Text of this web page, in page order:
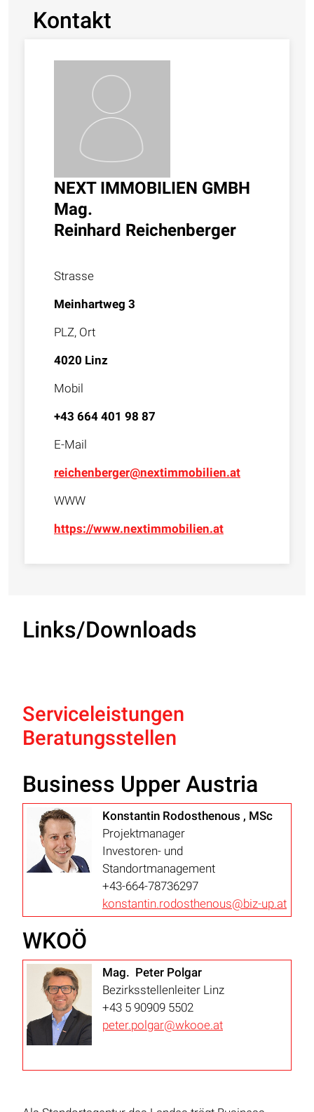
Kontakt
NEXT IMMOBILIEN GMBH
Mag.
Reinhard Reichenberger
Strasse
Meinhartweg 3
PLZ, Ort
4020 Linz
Mobil
+43 664 401 98 87
E-Mail
reichenberger@nextimmobilien.at
WWW
https://www.nextimmobilien.at
Links/Downloads
Serviceleistungen
Beratungsstellen
Business Upper Austria
Konstantin Rodosthenous , MSc
Projektmanager
Investoren- und
Standortmanagement
+43-664-78736297
konstantin.rodosthenous@biz-up.at
WKOÖ
Mag. Peter Polgar
Bezirksstellenleiter Linz
+43 5 90909 5502
peter.polgar@wkooe.at